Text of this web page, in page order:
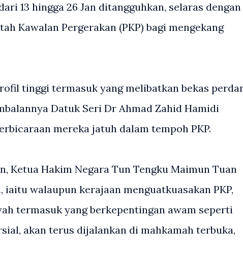
13 hingga 26 Jan ditangguhkan, selaras dengan
Kawalan Pergerakan (PKP) bagi mengekang
tinggi termasuk yang melibatkan bekas
Datuk Seri Dr Ahmad Zahid Hamidi
mereka jatuh dalam tempoh PKP.
Ketua Hakim Negara Tun Tengku Maimun Tuan
walaupun kerajaan menguatkuasakan PKP,
termasuk yang berkepentingan awam seperti
akan terus dijalankan di mahkamah terbuka,